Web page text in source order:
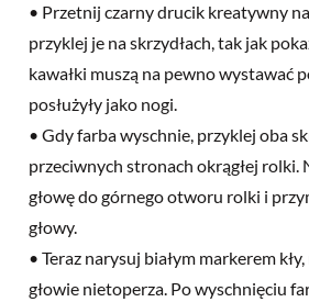
• Przetnij czarny drucik kreatywny
przyklej je na skrzydłach, tak jak
kawałki muszą na pewno wystawać
posłużyły jako nogi.
• Gdy farba wyschnie, przyklej oba
przeciwnych stronach okrągłej rolki.
głowę do górnego otworu rolki i
głowy.
• Teraz narysuj białym markerem
głowie nietoperza. Po wyschnięciu